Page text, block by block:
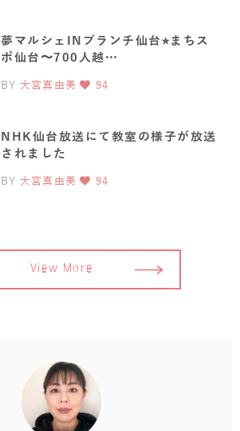
夢マルシェINブランチ仙台⭐︎まちス
ポ仙台〜700人越…
BY 大宮真由美 94
NHK仙台放送にて教室の様子が放送
されました
BY 大宮真由美 94
View More